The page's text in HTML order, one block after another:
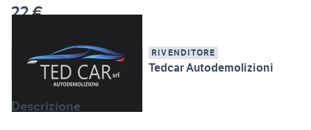
22 €
RIVENDITORE
Tedcar Autodemolizioni
Descrizione